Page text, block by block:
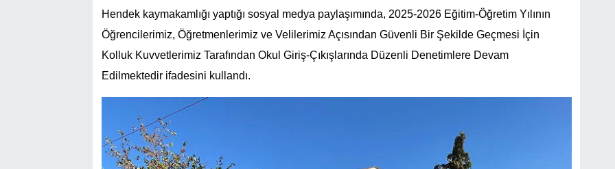
Hendek kaymakamlığı yaptığı sosyal medya paylaşımında, 2025-2026 Eğitim-Öğretim Yılının
Öğrencilerimiz, Öğretmenlerimiz ve Velilerimiz Açısından Güvenli Bir Şekilde Geçmesi İçin
Kolluk Kuvvetlerimiz Tarafından Okul Giriş-Çıkışlarında Düzenli Denetimlere Devam
Edilmektedir ifadesini kullandı.